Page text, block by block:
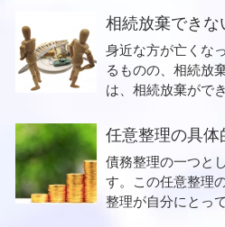
相続放棄できな
身近な方が亡くな
るものの、相続放
は、相続放棄がで
任意整理の具体
債務整理の一つと
す。この任意整理
整理が自分にとっ